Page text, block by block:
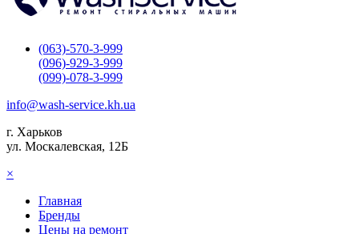
(063)-570-3-999
(096)-929-3-999
(099)-078-3-999
info@wash-service.kh.ua
г. Харьков
ул. Москалевская, 12Б
×
Главная
Бренды
Цены на ремонт